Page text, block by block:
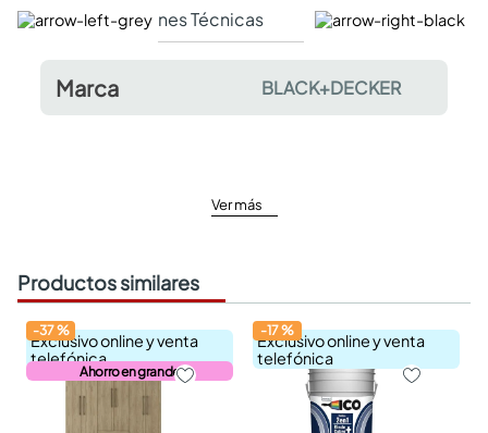
Especificaciones Técnicas Comentarios y
Marca BLACK+DECKER
Ver más
Productos similares
Exclusivo online y venta
telefónica
Ahorro en grande
-37%
Exclusivo online y venta
telefónica
-17%